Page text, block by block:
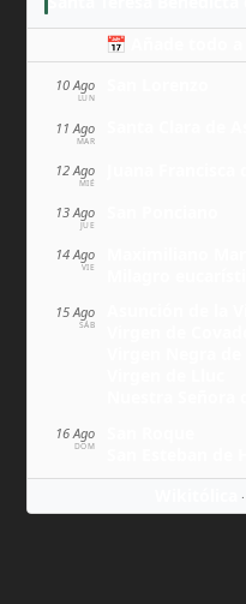
📅 Añade todo a
10 Ago
LUN
11 Ago
MAR
12 Ago
MIÉ
13 Ago
JUE
14 Ago
VIE
15 Ago
SÁB
16 Ago
DOM
·